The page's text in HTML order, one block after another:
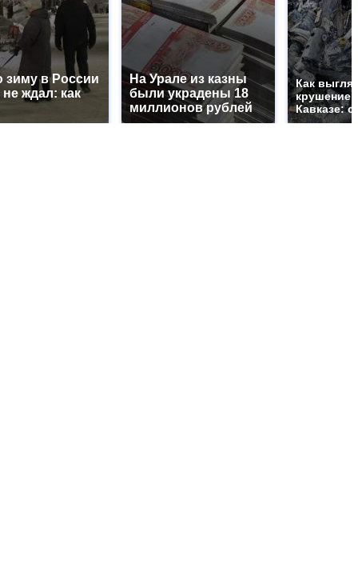
зиму в России
не ждал: как
На Урале из казны
были украдены 18
миллионов рублей
Как
крушение
Кавказе: